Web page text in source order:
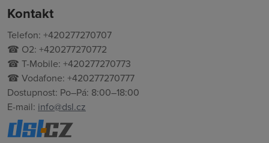
Kontakt
Telefon: +420277270707
☎ O2: +420277270772
☎ T-Mobile: +420277270773
☎ Vodafone: +420277270777
Dostupnost: Po–Pá: 8:00–18:00
E-mail: info@dsl.cz